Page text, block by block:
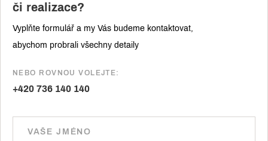
či realizace?
Vyplňte formulář a my Vás budeme kontaktovat,
abychom probrali všechny detaily
NEBO ROVNOU VOLEJTE:
+420 736 140 140
Ponechte toto pole prázdné.